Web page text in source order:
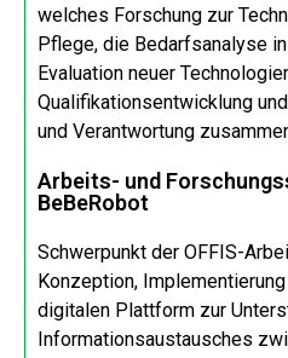
welches Forschung zur
Pflege, die Bedarfsanalyse
Evaluation neuer
Qualifikationsentwicklung
und Verantwortung
Arbeits- und
BeBeRobot
Schwerpunkt der OFFIS-
Konzeption,
digitalen Plattform zur
Informationsaustausches